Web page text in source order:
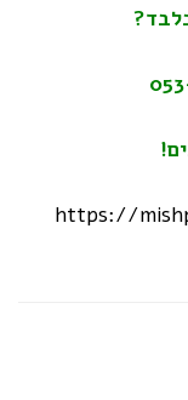
https://